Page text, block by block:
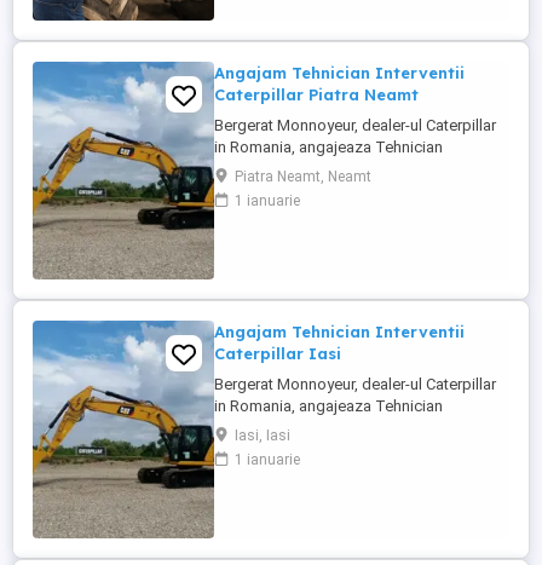
Angajam Tehnician Interventii
Caterpillar Piatra Neamt
Bergerat Monnoyeur, dealer-ul Caterpillar
in Romania, angajeaza Tehnician
Electromecanic pentru interventii pe teren.
Pozitiile sunt cadrul diviziei de utilaje
Caterpillar. Zona pentru care recrutam este
Piatra Neamt, Neamt
1 ianuarie
Angajam Tehnician Interventii
Caterpillar Iasi
Bergerat Monnoyeur, dealer-ul Caterpillar
in Romania, angajeaza Tehnician
Electromecanic pentru interventii pe teren.
Pozitiile sunt cadrul diviziei de utilaje
Caterpillar sau in cadrul diviziei de
Iasi, Iasi
1 ianuarie